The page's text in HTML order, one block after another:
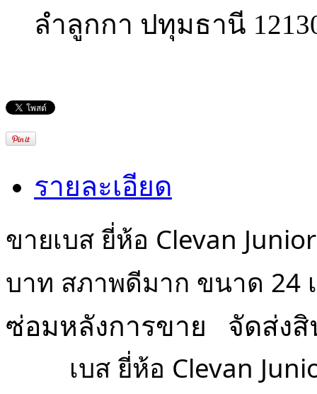
ลำลูกกา ปทุมธานี
รายละเอียด
ขายเบส ยี่ห้อ Clevan
บาท สภาพดีมาก ขนาด 24
ซ่อมหลังการขาย   จัดส่ง
เบส ยี่ห้อ